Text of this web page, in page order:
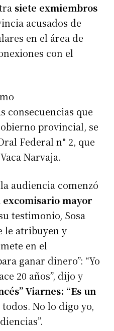
siete exmiembros
acusados de
en el área de
con el
consecuencias que
provincial, se
Federal n° 2, que
Narvaja.
audiencia comenzó
mayor
testimonio, Sosa
le atribuyen y
en el
ganar dinero”: “Yo
20 años”, dijo y
Viarnes: “Es un
No lo digo yo,